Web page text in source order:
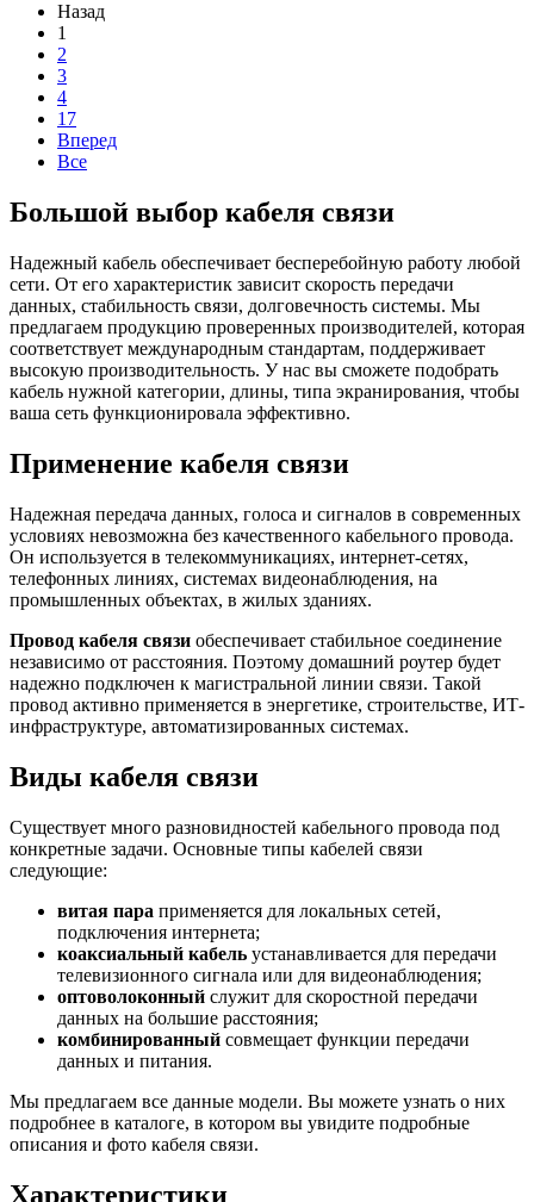
Назад
1
2
3
4
17
Вперед
Все
Большой выбор кабеля связи
Надежный кабель обеспечивает бесперебойную работу любой
сети. От его характеристик зависит скорость передачи
данных, стабильность связи, долговечность системы. Мы
предлагаем продукцию проверенных производителей, которая
соответствует международным стандартам, поддерживает
высокую производительность. У нас вы сможете подобрать
кабель нужной категории, длины, типа экранирования, чтобы
ваша сеть функционировала эффективно.
Применение кабеля связи
Надежная передача данных, голоса и сигналов в современных
условиях невозможна без качественного кабельного провода.
Он используется в телекоммуникациях, интернет-сетях,
телефонных линиях, системах видеонаблюдения, на
промышленных объектах, в жилых зданиях.
Провод кабеля связи обеспечивает стабильное соединение
независимо от расстояния. Поэтому домашний роутер будет
надежно подключен к магистральной линии связи. Такой
провод активно применяется в энергетике, строительстве, ИТ-
инфраструктуре, автоматизированных системах.
Виды кабеля связи
Существует много разновидностей кабельного провода под
конкретные задачи. Основные типы кабелей связи
следующие:
витая пара применяется для локальных сетей,
подключения интернета;
коаксиальный кабель устанавливается для передачи
телевизионного сигнала или для видеонаблюдения;
оптоволоконный служит для скоростной передачи
данных на большие расстояния;
комбинированный совмещает функции передачи
данных и питания.
Мы предлагаем все данные модели. Вы можете узнать о них
подробнее в каталоге, в котором вы увидите подробные
описания и фото кабеля связи.
Характеристики